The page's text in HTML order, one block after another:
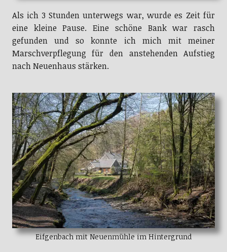
Als ich 3 Stunden unterwegs war, wurde es Zeit für
eine kleine Pause. Eine schöne Bank war rasch
gefunden und so konnte ich mich mit meiner
Marschverpflegung für den anstehenden Aufstieg
nach Neuenhaus stärken.
Eifgenbach mit Neuenmühle im Hintergrund